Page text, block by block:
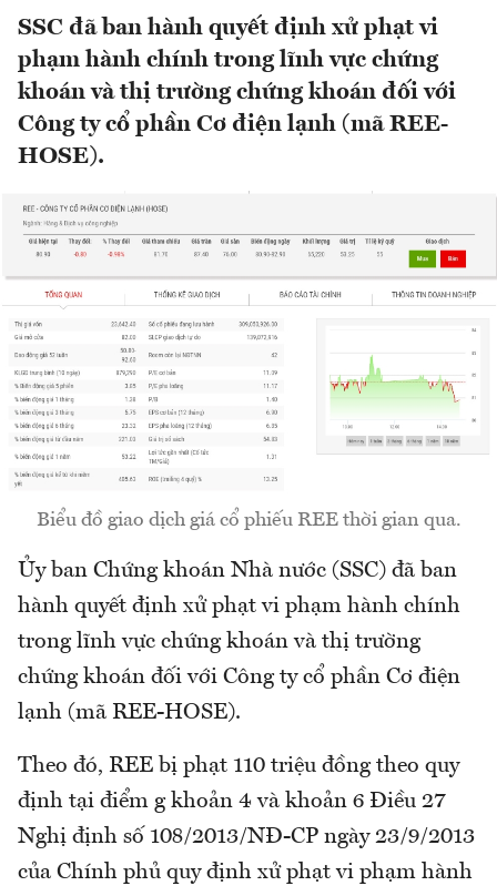
SSC đã ban hành quyết định xử phạt vi
phạm hành chính trong lĩnh vực chứng
khoán và thị trường chứng khoán đối với
Công ty cổ phần Cơ điện lạnh (mã REE-
HOSE).
Biểu đồ giao dịch giá cổ phiếu REE thời gian qua.
Ủy ban Chứng khoán Nhà nước (SSC) đã ban
hành quyết định xử phạt vi phạm hành chính
trong lĩnh vực chứng khoán và thị trường
chứng khoán đối với Công ty cổ phần Cơ điện
lạnh (mã REE-HOSE).
Theo đó, REE bị phạt 110 triệu đồng theo quy
định tại điểm g khoản 4 và khoản 6 Điều 27
Nghị định số 108/2013/NĐ-CP ngày 23/9/2013
của Chính phủ quy định xử phạt vi phạm hành